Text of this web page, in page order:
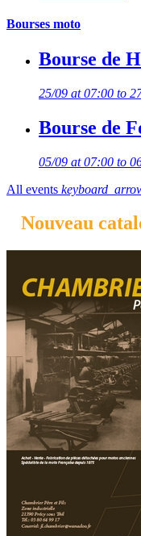
Bourses moto
Bourse de
25/09 at 07:00 to
Bourse de
05/09 at 07:00 to
All events
Nouveau